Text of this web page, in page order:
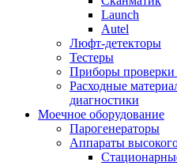
Launch
Autel
Люфт-детекторы
Тестеры
Приборы проверки
Расходные
диагностики
Моечное оборудование
Парогенераторы
Аппараты